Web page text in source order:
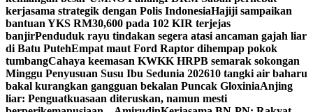
kerjasama strategik dengan Polis IndonesiaHajiji sampaikan
bantuan YKS RM30,600 pada 102 KIR terjejas
banjirPenduduk rayu tindakan segera atasi ancaman gajah liar
di Batu PutehEmpat maut Ford Raptor dihempap pokok
tumbangCahaya keemasan KWKK HRPB semarak sokongan
Minggu Penyusuan Susu Ibu Sedunia 202610 tangki air baharu
bakal kurangkan gangguan bekalan Puncak GloxiniaAnjing
liar: Penguatkuasaan diteruskan, namun mesti